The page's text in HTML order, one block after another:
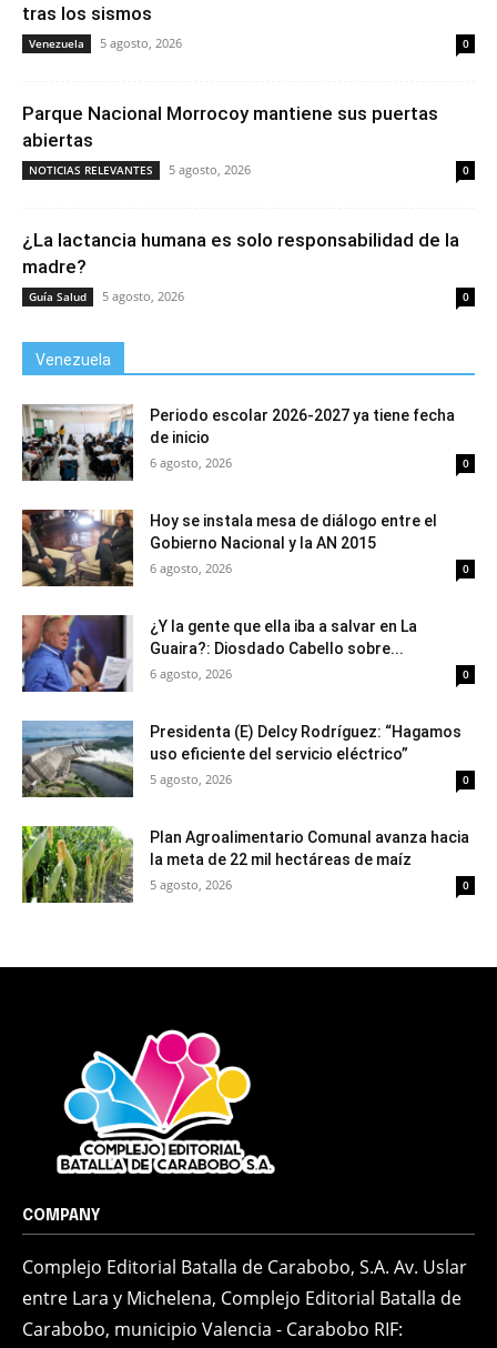
tras los sismos
Venezuela 5 agosto, 2026 0
Parque Nacional Morrocoy mantiene sus puertas
abiertas
NOTICIAS RELEVANTES 5 agosto, 2026 0
¿La lactancia humana es solo responsabilidad de la
madre?
Guía Salud 5 agosto, 2026 0
Venezuela
Periodo escolar 2026-2027 ya tiene fecha
de inicio
6 agosto, 2026 0
Hoy se instala mesa de diálogo entre el
Gobierno Nacional y la AN 2015
6 agosto, 2026 0
¿Y la gente que ella iba a salvar en La
Guaira?: Diosdado Cabello sobre...
6 agosto, 2026 0
Presidenta (E) Delcy Rodríguez: “Hagamos
uso eficiente del servicio eléctrico”
5 agosto, 2026 0
Plan Agroalimentario Comunal avanza hacia
la meta de 22 mil hectáreas de maíz
5 agosto, 2026 0
COMPANY
Complejo Editorial Batalla de Carabobo, S.A. Av. Uslar
entre Lara y Michelena, Complejo Editorial Batalla de
Carabobo, municipio Valencia - Carabobo RIF: